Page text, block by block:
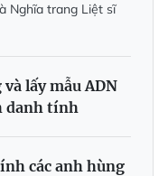
Nghĩa trang Liệt sĩ
lấy mẫu ADN
danh tính
các anh hùng